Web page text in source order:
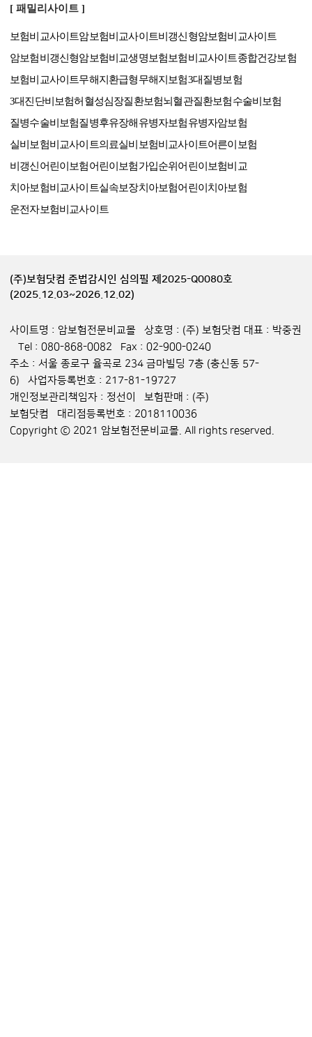
[ 패밀리사이트 ]
보험비교사이트암보험비교사이트비갱신형암보험비교사이트
암보험비갱신형암보험비교생명보험보험비교사이트종합건강보험
보험비교사이트무해지환급형무해지보험3대질병보험
3대진단비보험허혈성심장질환보험뇌혈관질환보험수술비보험
질병수술비보험질병후유장해 유병자보험유병자암보험
실비보험비교사이트의료실비보험비교사이트어른이보험
비갱신어린이보험어린이보험가입순위 어린이보험비교
치아보험비교사이트실속보장치아보험어린이치아보험
운전자보험비교사이트
(주)보험닷컴 준법감시인 심의필 제2025-Q0080호
(2025.12.03~2026.12.02)
사이트명 : 암보험전문비교몰 상호명 : (주) 보험닷컴 대표 : 박중권
Tel : 080-868-0082 Fax : 02-900-0240
주소 : 서울 종로구 율곡로 234 금마빌딩 7층 (충신동 57-
6) 사업자등록번호 : 217-81-19727
개인정보관리책임자 : 정선이 보험판매 : (주)
보험닷컴 대리점등록번호 : 2018110036
Copyright ⓒ 2021 암보험전문비교몰. All rights reserved.